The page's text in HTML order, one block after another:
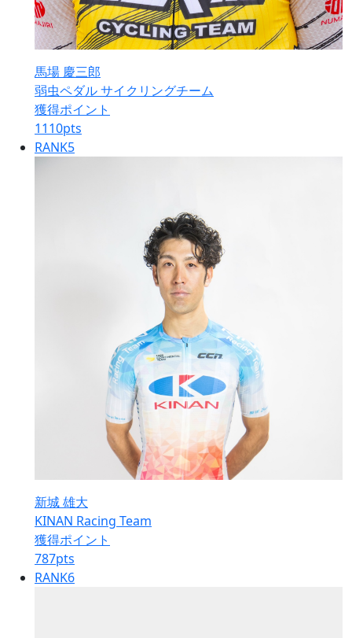
馬場 慶三郎
弱虫ペダル サイクリングチーム
獲得ポイント
1110pts
RANK5
新城 雄大
KINAN Racing Team
獲得ポイント
787pts
RANK6